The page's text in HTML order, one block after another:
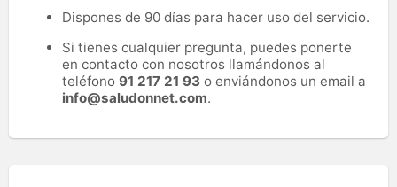
Dispones de 90 días para hacer uso del servicio.
Si tienes cualquier pregunta, puedes ponerte
en contacto con nosotros llamándonos al
teléfono 91 217 21 93 o enviándonos un email a
info@saludonnet.com.